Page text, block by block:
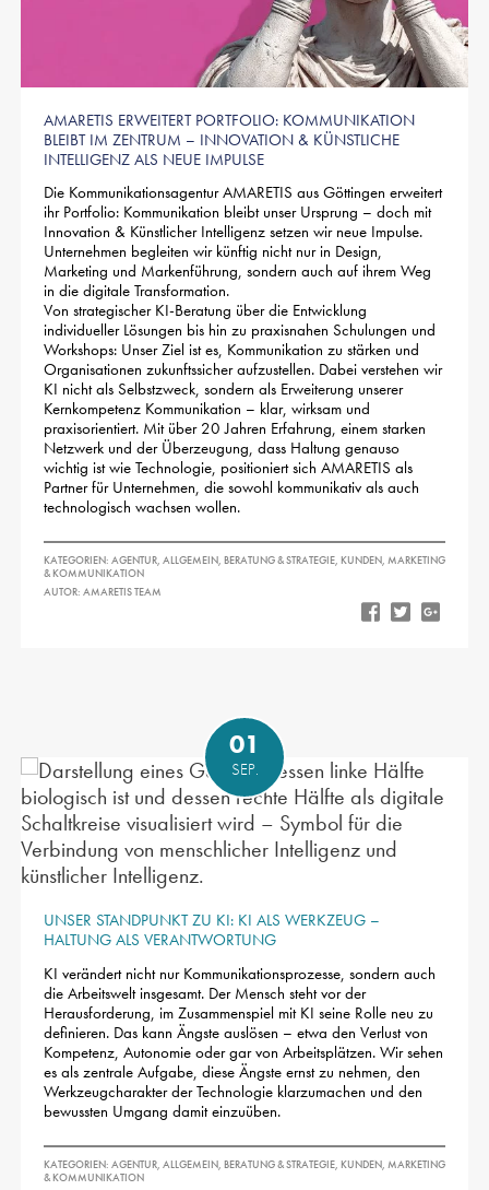
AMARETIS ERWEITERT PORTFOLIO: KOMMUNIKATION
BLEIBT IM ZENTRUM – INNOVATION & KÜNSTLICHE
INTELLIGENZ ALS NEUE IMPULSE
Die Kommunikationsagentur AMARETIS aus Göttingen erweitert
ihr Portfolio: Kommunikation bleibt unser Ursprung – doch mit
Innovation & Künstlicher Intelligenz setzen wir neue Impulse.
Unternehmen begleiten wir künftig nicht nur in Design,
Marketing und Markenführung, sondern auch auf ihrem Weg
in die digitale Transformation.
Von strategischer KI-Beratung über die Entwicklung
individueller Lösungen bis hin zu praxisnahen Schulungen und
Workshops: Unser Ziel ist es, Kommunikation zu stärken und
Organisationen zukunftssicher aufzustellen. Dabei verstehen wir
KI nicht als Selbstzweck, sondern als Erweiterung unserer
Kernkompetenz Kommunikation – klar, wirksam und
praxisorientiert. Mit über 20 Jahren Erfahrung, einem starken
Netzwerk und der Überzeugung, dass Haltung genauso
wichtig ist wie Technologie, positioniert sich AMARETIS als
Partner für Unternehmen, die sowohl kommunikativ als auch
technologisch wachsen wollen.
KATEGORIEN: AGENTUR, ALLGEMEIN, BERATUNG & STRATEGIE, KUNDEN, MARKETING
& KOMMUNIKATION
AUTOR: AMARETIS TEAM
01
SEP.
UNSER STANDPUNKT ZU KI: KI ALS WERKZEUG –
HALTUNG ALS VERANTWORTUNG
KI verändert nicht nur Kommunikationsprozesse, sondern auch
die Arbeitswelt insgesamt. Der Mensch steht vor der
Herausforderung, im Zusammenspiel mit KI seine Rolle neu zu
definieren. Das kann Ängste auslösen – etwa den Verlust von
Kompetenz, Autonomie oder gar von Arbeitsplätzen. Wir sehen
es als zentrale Aufgabe, diese Ängste ernst zu nehmen, den
Werkzeugcharakter der Technologie klarzumachen und den
bewussten Umgang damit einzuüben.
KATEGORIEN: AGENTUR, ALLGEMEIN, BERATUNG & STRATEGIE, KUNDEN, MARKETING
& KOMMUNIKATION